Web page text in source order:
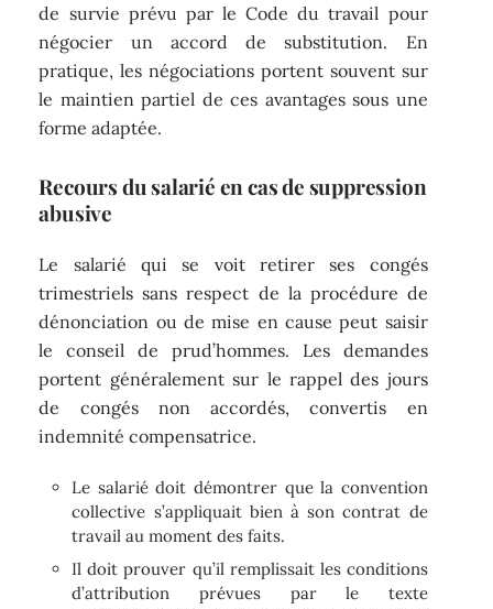
de survie prévu par le Code du travail pour
négocier un accord de substitution. En
pratique, les négociations portent souvent sur
le maintien partiel de ces avantages sous une
forme adaptée.
Recours du salarié en cas de suppression
abusive
Le salarié qui se voit retirer ses congés
trimestriels sans respect de la procédure de
dénonciation ou de mise en cause peut saisir
le conseil de prud’hommes. Les demandes
portent généralement sur le rappel des jours
de congés non accordés, convertis en
indemnité compensatrice.
Le salarié doit démontrer que la convention
collective s’appliquait bien à son contrat de
travail au moment des faits.
Il doit prouver qu’il remplissait les conditions
d’attribution prévues par le texte